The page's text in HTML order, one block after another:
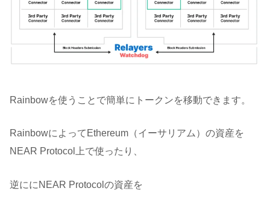
Rainbowを使うことで簡単にトークンを移動できます。
RainbowによってEthereum（イーサリアム）の資産を
NEAR Protocol上で使ったり、
逆ににNEAR Protocolの資産を